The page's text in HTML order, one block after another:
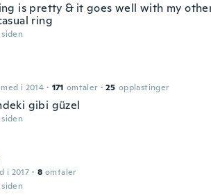
is pretty & it goes well with my
ring
siden
i 2014 · 171 omtaler · 25 opplastinger
gibi güzel
siden
i 2017 · 8 omtaler
siden